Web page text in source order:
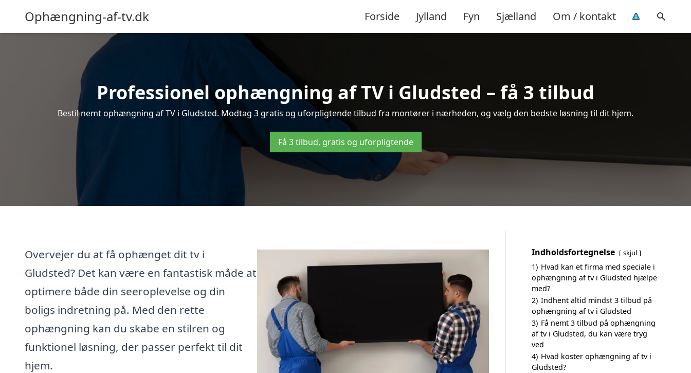
Ophængning-af-tv.dk Forside Jylland Fyn Sjælland Om / kontakt
Professionel ophængning af TV i Gludsted – få 3 tilbud
Bestil nemt ophængning af TV i Gludsted. Modtag 3 gratis og uforpligtende tilbud fra montører i nærheden, og vælg den bedste løsning til dit hjem.
Få 3 tilbud, gratis og uforpligtende
Overvejer du at få ophænget dit tv i
Gludsted? Det kan være en fantastisk måde at
optimere både din seeroplevelse og din
boligs indretning på. Med den rette
ophængning kan du skabe en stilren og
funktionel løsning, der passer perfekt til dit
hjem.
Indholdsfortegnelse skjul
1) Hvad kan et firma med speciale i
ophængning af tv i Gludsted hjælpe
med?
2) Indhent altid mindst 3 tilbud på
ophængning af tv i Gludsted
3) Få nemt 3 tilbud på ophængning
af tv i Gludsted, du kan være tryg
ved
4) Hvad koster ophængning af tv i
Gludsted?